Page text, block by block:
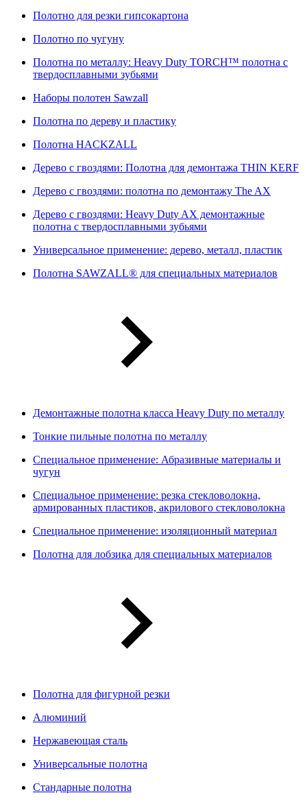
Полотно для резки гипсокартона
Полотно по чугуну
Полотна по металлу: Heavy Duty TORCH™ полотна с
твердосплавными зубьями
Наборы полотен Sawzall
Полотна по дереву и пластику
Полотна HACKZALL
Дерево с гвоздями: Полотна для демонтажа THIN KERF
Дерево с гвоздями: полотна по демонтажу The AX
Дерево с гвоздями: Heavy Duty AX демонтажные
полотна с твердосплавными зубьями
Универсальное применение: дерево, металл, пластик
Полотна SAWZALL® для специальных материалов
Демонтажные полотна класса Heavy Duty по металлу
Тонкие пильные полотна по металлу
Специальное применение: Абразивные материалы и
чугун
Специальное применение: резка стекловолокна,
армированных пластиков, акрилового стекловолокна
Специальное применение: изоляционный материал
Полотна для лобзика для специальных материалов
Полотна для фигурной резки
Алюминий
Нержавеющая сталь
Универсальные полотна
Стандарные полотна